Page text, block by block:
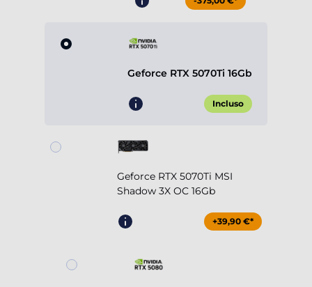
Geforce RTX 5070Ti 16Gb
Incluso
Geforce RTX 5070Ti MSI
Shadow 3X OC 16Gb
+39,90 €*